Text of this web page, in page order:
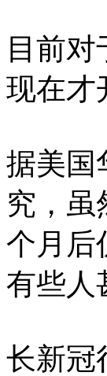
目前
现在才
据美国
究，虽
个月后
有些人
长新冠